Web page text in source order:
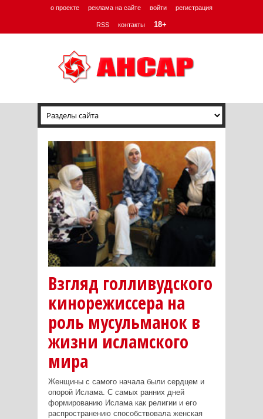
о проекте реклама на сайте войти регистрация
RSS контакты 18+
Взгляд голливудского
кинорежиссера на
роль мусульманок в
жизни исламского
мира
Женщины с самого начала были сердцем и
опорой Ислама. С самых ранних дней
формированию Ислама как религии и его
распространению способствовала женская